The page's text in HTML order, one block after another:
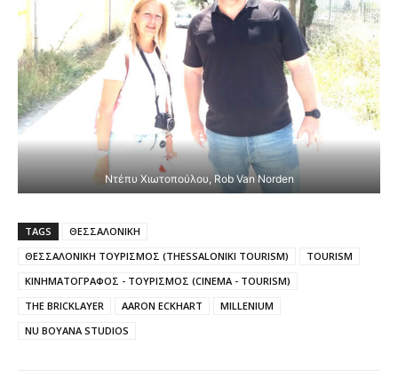
Ντέπυ Χιωτοπούλου, Rob Van Norden
TAGS
ΘΕΣΣΑΛΟΝΙΚΗ
ΘΕΣΣΑΛΟΝΙΚΗ ΤΟΥΡΙΣΜΟΣ (THESSALONIKI TOURISM)
TOURISM
ΚΙΝΗΜΑΤΟΓΡΑΦΟΣ - ΤΟΥΡΙΣΜΟΣ (CINEMA - TOURISM)
THE BRICKLAYER
AARON ECKHART
MILLENIUM
NU BOYANA STUDIOS